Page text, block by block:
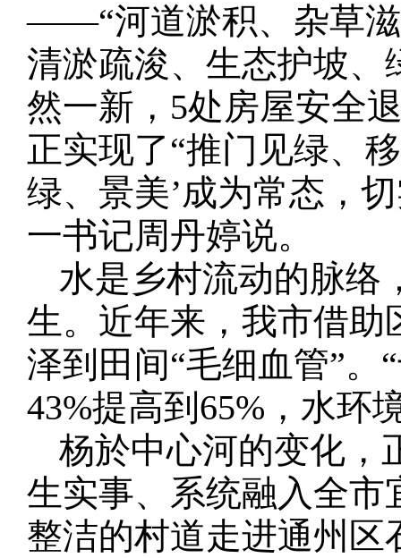
——“河道淤积、杂草滋
清淤疏浚、生态护坡
然一新，5处房屋安全
正实现了“推门见绿、
绿、景美’成为常态，
一书记周丹婷说。
水是乡村流动的脉络
生。近年来，我市借助
泽到田间“毛细血管”。
43%提高到65%，水环
杨於中心河的变化，
生实事、系统融入全市
整洁的村道走进通州